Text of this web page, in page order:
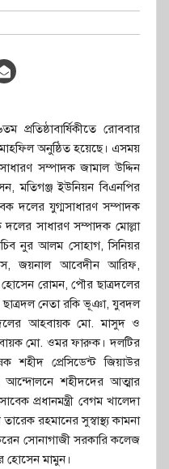
রোববার
অনুষ্ঠিত হয়েছে। এসময়
সম্পাদক জামাল উদ্দিন
মতিগঞ্জ ইউনিয়ন বিএনপির
দলের যুগ্মসাধারণ সম্পাদক
সাধারণ সম্পাদক মোল্লা
নুর আলম সোহাগ, সিনিয়র
জয়নাল আবেদীন আরিফ,
রোমন, পৌর ছাত্রদলের
নেতা রকি ভূঞা, যুবদল
আহবায়ক মো. মাসুদ ও
মো. ওমর ফারুক। দলটির
শহীদ প্রেসিডেন্ট জিয়াউর
শহীদদের আত্মার
প্রধানমন্ত্রী বেগম খালেদা
রহমানের সুস্বাস্থ্য কামনা
সোনাগাজী সরকারি কলেজ
হোসেন মামুন।